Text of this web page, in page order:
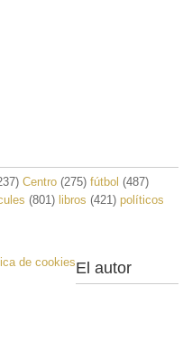
Centro (275) fútbol (487)
(801) libros (421) políticos
de cookiesEl autor